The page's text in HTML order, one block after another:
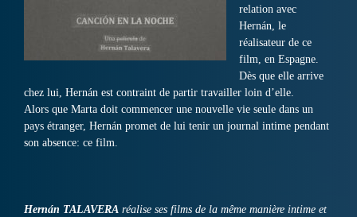
relation avec
Hernán, le
réalisateur de ce
film, en Espagne.
Dès que elle arrive
chez lui, Hernán est contraint de partir travailler loin d’elle.
Alors que Marta doit commencer une nouvelle vie seule dans un
pays étranger, Hernán promet de lui tenir un journal intime pendant
son absence: ce film.
Hernán TALAVERA réalise ses films de la même manière intime et